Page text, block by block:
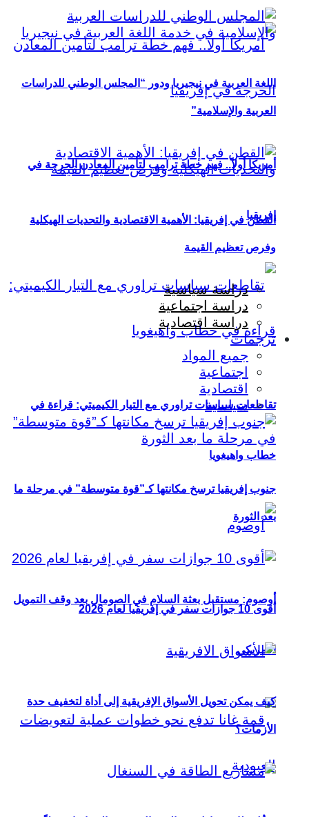
أمريكا أولاً.. فهم خطة ترامب لتأمين المعادن الحرجة في
إفريقيا
تقاطعات سياسات تراوري مع التيار الكيميتي: قراءة في
خطاب واهيغويا
أوصوم: مستقبل بعثة السلام في الصومال بعد وقف التمويل
الأمريكي
اللغة العربية في نيجيريا ودور “المجلس الوطني للدراسات
العربية والإسلامية”
القطن في إفريقيا: الأهمية الاقتصادية والتحديات الهيكلية
وفرص تعظيم القيمة
دراسة سياسية
دراسة اجتماعية
دراسة اقتصادية
ترجمات
جميع المواد
اجتماعية
اقتصادية
سياسية
جنوب إفريقيا ترسخ مكانتها كـ”قوة متوسطة” في مرحلة ما
بعد الثورة
أقوى 10 جوازات سفر في إفريقيا لعام 2026
كيف يمكن تحويل الأسواق الإفريقية إلى أداة لتخفيف حدة
الأزمات؟